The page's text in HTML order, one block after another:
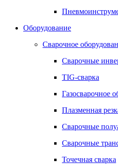
Оборудование
Сварочное
Сварочные
TIG-сварка
Газосварочное
Плазменная
Сварочные
Сварочные
Точечная сварка